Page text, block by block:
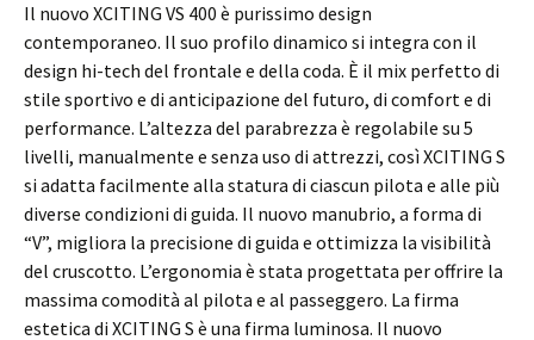
Il nuovo XCITING VS 400 è purissimo design
contemporaneo. Il suo profilo dinamico si integra con il
design hi-tech del frontale e della coda. È il mix perfetto di
stile sportivo e di anticipazione del futuro, di comfort e di
performance. L’altezza del parabrezza è regolabile su 5
livelli, manualmente e senza uso di attrezzi, così XCITING S
si adatta facilmente alla statura di ciascun pilota e alle più
diverse condizioni di guida. Il nuovo manubrio, a forma di
“V”, migliora la precisione di guida e ottimizza la visibilità
del cruscotto. L’ergonomia è stata progettata per offrire la
massima comodità al pilota e al passeggero. La firma
estetica di XCITING S è una firma luminosa. Il nuovo